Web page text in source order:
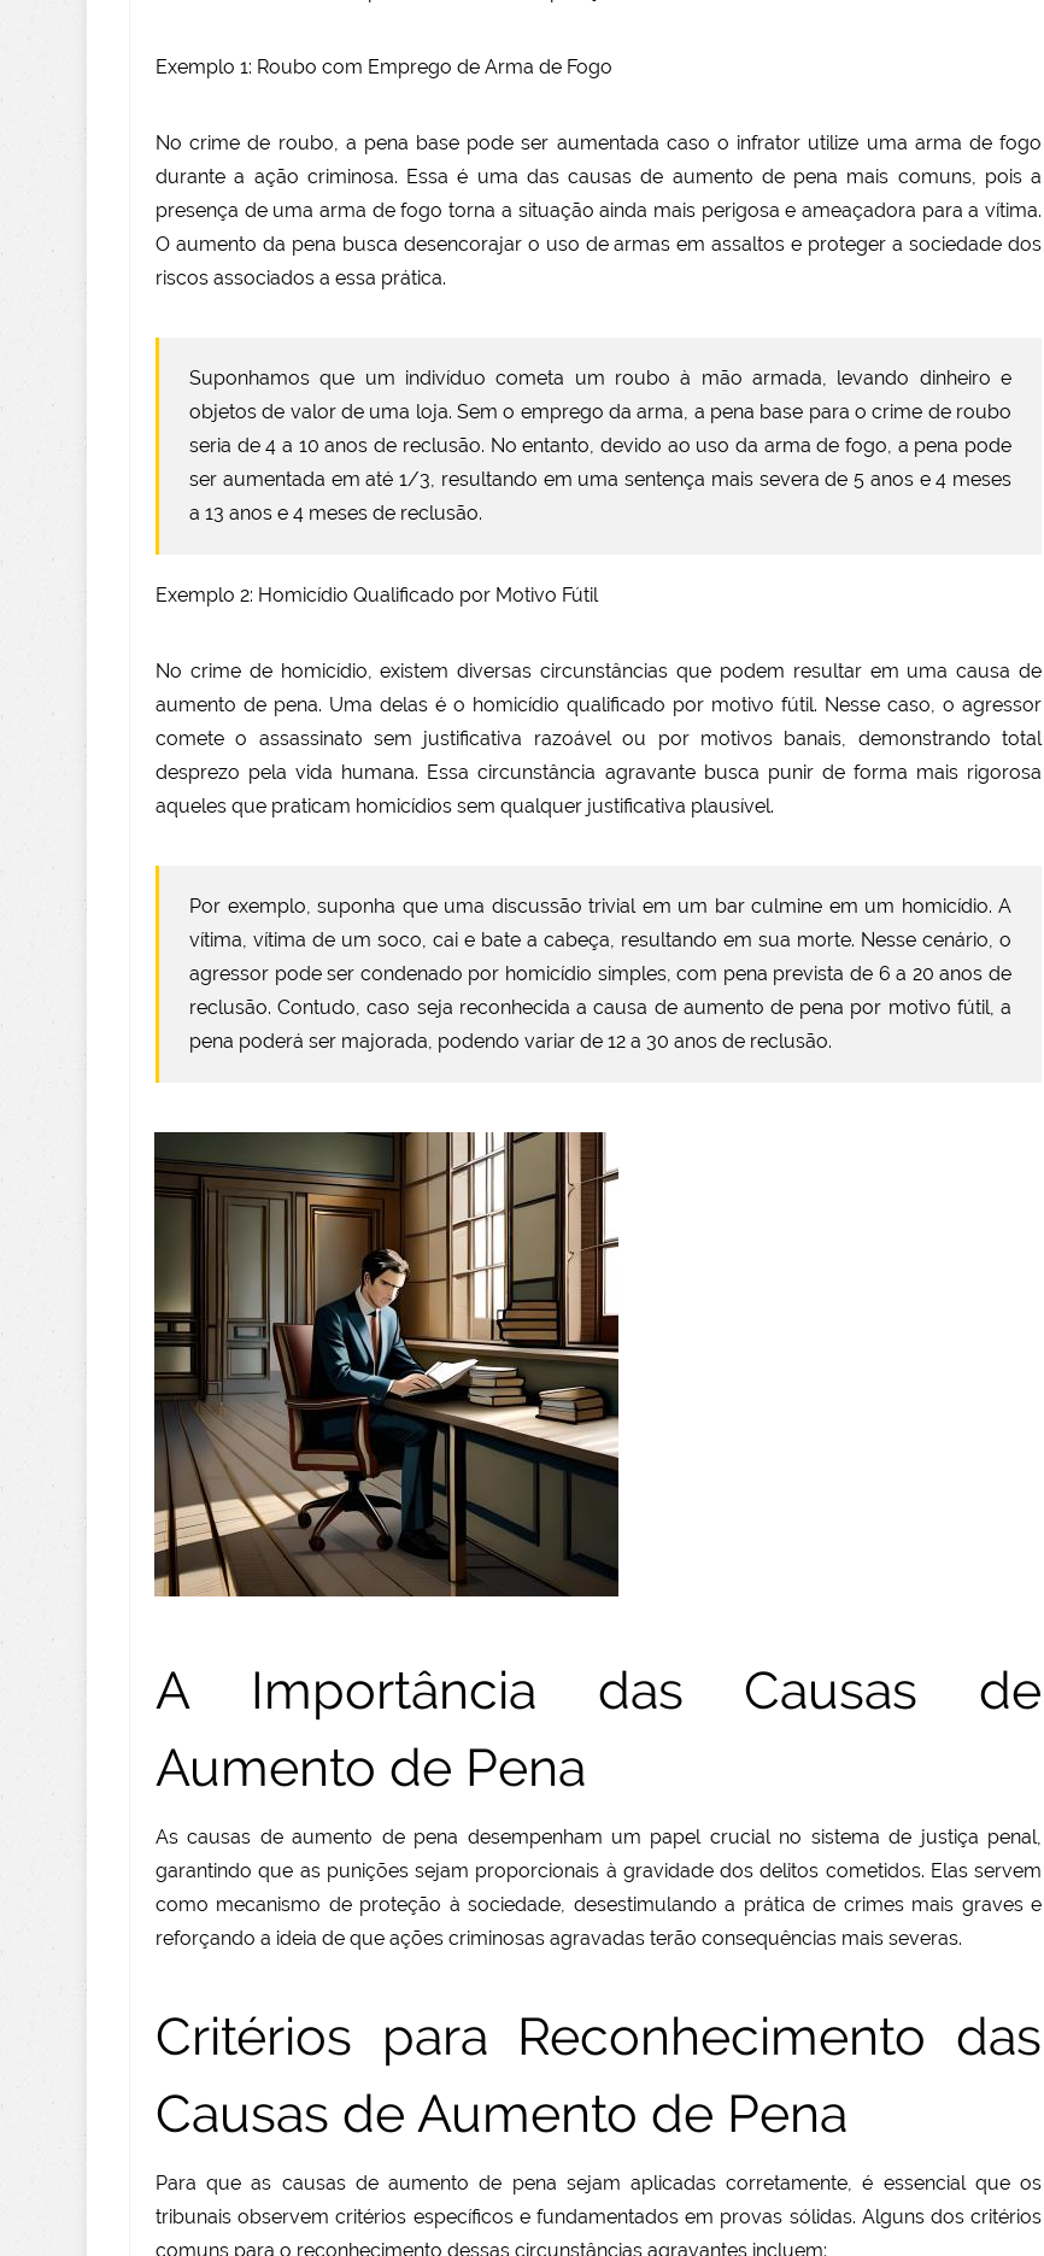
Exemplo 1: Roubo com Emprego de Arma de Fogo
No crime de roubo, a pena base pode ser aumentada caso o infrator utilize uma arma de fogo
durante a ação criminosa. Essa é uma das causas de aumento de pena mais comuns, pois a
presença de uma arma de fogo torna a situação ainda mais perigosa e ameaçadora para a vítima.
O aumento da pena busca desencorajar o uso de armas em assaltos e proteger a sociedade dos
riscos associados a essa prática.
Suponhamos que um indivíduo cometa um roubo à mão armada, levando dinheiro e
objetos de valor de uma loja. Sem o emprego da arma, a pena base para o crime de roubo
seria de 4 a 10 anos de reclusão. No entanto, devido ao uso da arma de fogo, a pena pode
ser aumentada em até 1/3, resultando em uma sentença mais severa de 5 anos e 4 meses
a 13 anos e 4 meses de reclusão.
Exemplo 2: Homicídio Qualificado por Motivo Fútil
No crime de homicídio, existem diversas circunstâncias que podem resultar em uma causa de
aumento de pena. Uma delas é o homicídio qualificado por motivo fútil. Nesse caso, o agressor
comete o assassinato sem justificativa razoável ou por motivos banais, demonstrando total
desprezo pela vida humana. Essa circunstância agravante busca punir de forma mais rigorosa
aqueles que praticam homicídios sem qualquer justificativa plausível.
Por exemplo, suponha que uma discussão trivial em um bar culmine em um homicídio. A
vítima, vítima de um soco, cai e bate a cabeça, resultando em sua morte. Nesse cenário, o
agressor pode ser condenado por homicídio simples, com pena prevista de 6 a 20 anos de
reclusão. Contudo, caso seja reconhecida a causa de aumento de pena por motivo fútil, a
pena poderá ser majorada, podendo variar de 12 a 30 anos de reclusão.
A Importância das Causas de
Aumento de Pena
As causas de aumento de pena desempenham um papel crucial no sistema de justiça penal,
garantindo que as punições sejam proporcionais à gravidade dos delitos cometidos. Elas servem
como mecanismo de proteção à sociedade, desestimulando a prática de crimes mais graves e
reforçando a ideia de que ações criminosas agravadas terão consequências mais severas.
Critérios para Reconhecimento das
Causas de Aumento de Pena
Para que as causas de aumento de pena sejam aplicadas corretamente, é essencial que os
tribunais observem critérios específicos e fundamentados em provas sólidas. Alguns dos critérios
comuns para o reconhecimento dessas circunstâncias agravantes incluem: